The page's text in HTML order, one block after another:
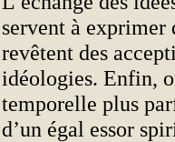
servent à exprimer
revêtent des
idéologies. Enfin,
temporelle plus
d’un égal essor